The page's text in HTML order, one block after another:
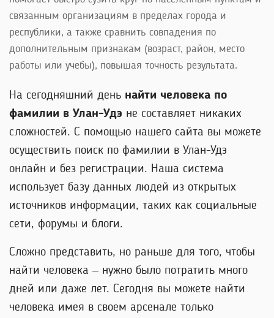
связанным организациям в пределах города и
республики, а также сравнить совпадения по
дополнительным признакам (возраст, район, место
работы или учебы), повышая точность результата.
На сегодняшний день найти человека по
фамилии в Улан-Удэ не составляет никаких
сложностей. С помощью нашего сайта вы можете
осуществить поиск по фамилии в Улан-Удэ
онлайн и без регистрации. Наша система
использует базу данных людей из открытых
источников информации, таких как социальные
сети, форумы и блоги.
Сложно представить, но раньше для того, чтобы
найти человека – нужно было потратить много
дней или даже лет. Сегодня вы можете найти
человека имея в своем арсенале только